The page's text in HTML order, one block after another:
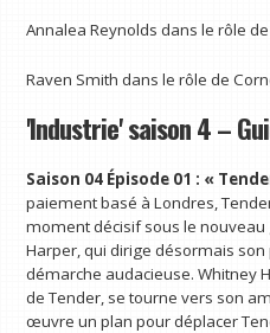
Annalea Reynolds dans le rôle
Raven Smith dans le rôle de
'Industrie' saison 4 –
Saison 04 Épisode 01 : «
paiement basé à Londres,
moment décisif sous le
Harper, qui dirige désormais
démarche audacieuse. Whitney
de Tender, se tourne vers son
œuvre un plan pour déplacer